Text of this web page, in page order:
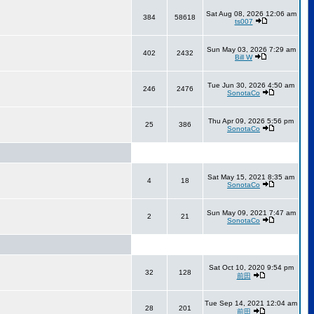
384 58618
Sat Aug 08, 2026 12:06 am
ts007
402 2432
Sun May 03, 2026 7:29 am
Bill W
246 2476
Tue Jun 30, 2026 4:50 am
SonotaCo
25 386
Thu Apr 09, 2026 5:56 pm
SonotaCo
4 18
Sat May 15, 2021 8:35 am
SonotaCo
2 21
Sun May 09, 2021 7:47 am
SonotaCo
32 128
Sat Oct 10, 2020 9:54 pm
前田
28 201
Tue Sep 14, 2021 12:04 am
前田